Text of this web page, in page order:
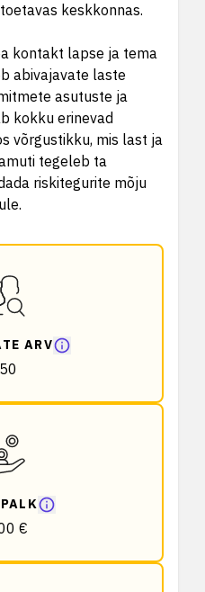
keskkonnas.
kontakt lapse ja tema
abivajavate laste
asutuste ja
kokku erinevad
võrgustikku, mis last ja
tegeleb ta
riskitegurite mõju
ARV
€